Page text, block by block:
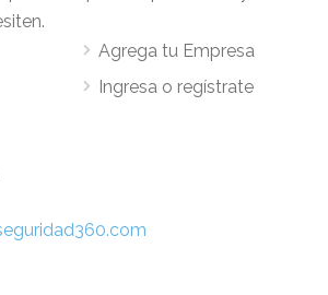
Agrega tu Empresa
Ingresa o regístrate